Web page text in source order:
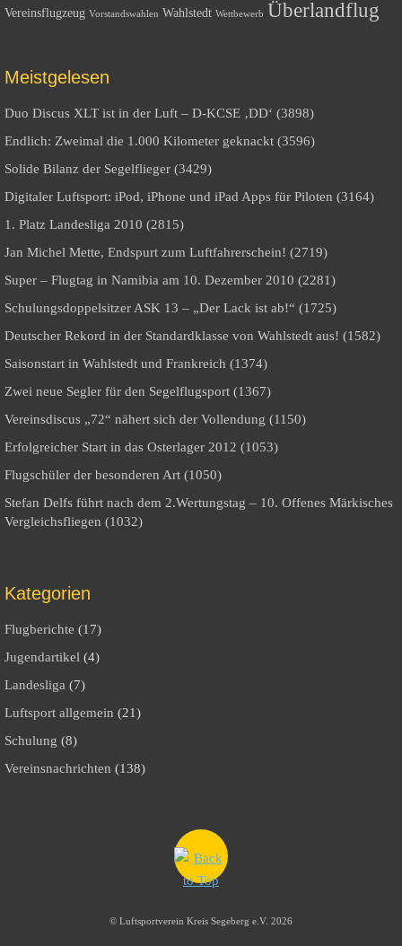
Vereinsflugzeug Vorstandswahlen Wahlstedt Wettbewerb Überlandflug
Meistgelesen
Duo Discus XLT ist in der Luft – D-KCSE ‚DD‘ (3898)
Endlich: Zweimal die 1.000 Kilometer geknackt (3596)
Solide Bilanz der Segelflieger (3429)
Digitaler Luftsport: iPod, iPhone und iPad Apps für Piloten (3164)
1. Platz Landesliga 2010 (2815)
Jan Michel Mette, Endspurt zum Luftfahrerschein! (2719)
Super – Flugtag in Namibia am 10. Dezember 2010 (2281)
Schulungsdoppelsitzer ASK 13 – „Der Lack ist ab!“ (1725)
Deutscher Rekord in der Standardklasse von Wahlstedt aus! (1582)
Saisonstart in Wahlstedt und Frankreich (1374)
Zwei neue Segler für den Segelflugsport (1367)
Vereinsdiscus „72“ nähert sich der Vollendung (1150)
Erfolgreicher Start in das Osterlager 2012 (1053)
Flugschüler der besonderen Art (1050)
Stefan Delfs führt nach dem 2.Wertungstag – 10. Offenes Märkisches
Vergleichsfliegen (1032)
Kategorien
Flugberichte (17)
Jugendartikel (4)
Landesliga (7)
Luftsport allgemein (21)
Schulung (8)
Vereinsnachrichten (138)
© Luftsportverein Kreis Segeberg e.V. 2026